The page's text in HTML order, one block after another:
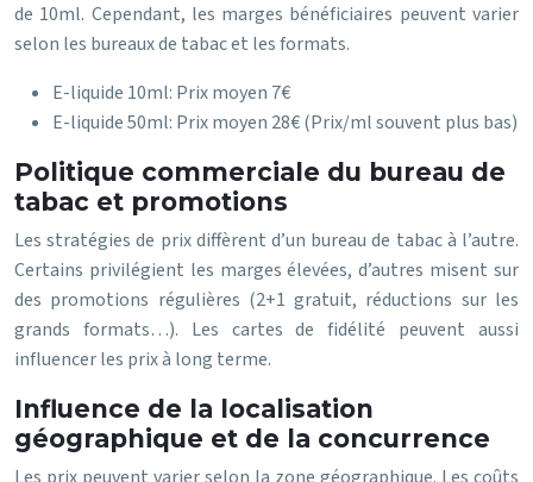
de 10ml. Cependant, les marges bénéficiaires peuvent varier
selon les bureaux de tabac et les formats.
E-liquide 10ml: Prix moyen 7€
E-liquide 50ml: Prix moyen 28€ (Prix/ml souvent plus bas)
Politique commerciale du bureau de
tabac et promotions
Les stratégies de prix diffèrent d’un bureau de tabac à l’autre.
Certains privilégient les marges élevées, d’autres misent sur
des promotions régulières (2+1 gratuit, réductions sur les
grands formats…). Les cartes de fidélité peuvent aussi
influencer les prix à long terme.
Influence de la localisation
géographique et de la concurrence